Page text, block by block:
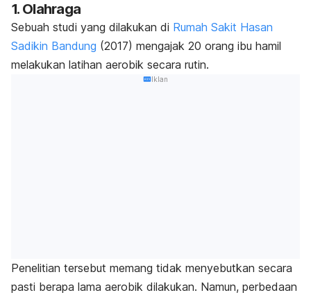
1. Olahraga
Sebuah studi yang dilakukan di Rumah Sakit Hasan
Sadikin Bandung (2017) mengajak 20 orang ibu hamil
melakukan latihan aerobik secara rutin.
Iklan
Penelitian tersebut memang tidak menyebutkan secara
pasti berapa lama aerobik dilakukan. Namun, perbedaan